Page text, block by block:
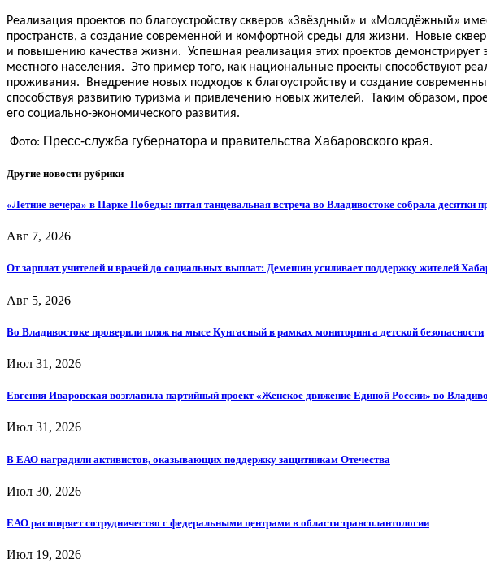
Реализация проектов по благоустройству скверов «Звёздный» и «Молодёжный»
пространств, а создание современной и комфортной среды для жизни. Новые
и повышению качества жизни. Успешная реализация этих проектов
местного населения. Это пример того, как национальные проекты способствуют
проживания. Внедрение новых подходов к благоустройству и создание
способствуя развитию туризма и привлечению новых жителей. Таким образом,
его социально-экономического развития.
Фото: Пресс-служба губернатора и правительства Хабаровского края.
Другие новости рубрики
«Летние вечера» в Парке Победы: пятая танцевальная встреча во Владивостоке собрала десятки
Авг 7, 2026
От зарплат учителей и врачей до социальных выплат: Демешин усиливает поддержку жителей
Авг 5, 2026
Во Владивостоке проверили пляж на мысе Кунгасный в рамках мониторинга детской безопасности
Июл 31, 2026
Евгения Иваровская возглавила партийный проект «Женское движение Единой России» во
Июл 31, 2026
В ЕАО наградили активистов, оказывающих поддержку защитникам Отечества
Июл 30, 2026
ЕАО расширяет сотрудничество с федеральными центрами в области трансплантологии
Июл 19, 2026